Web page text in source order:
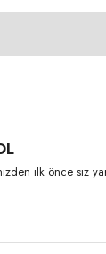
ilk önce siz